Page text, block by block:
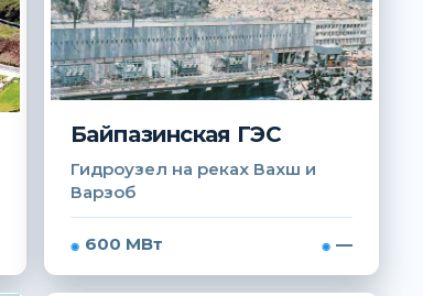
Байпазинская ГЭС
Гидроузел на реках Вахш и
Варзоб
600 МВт —